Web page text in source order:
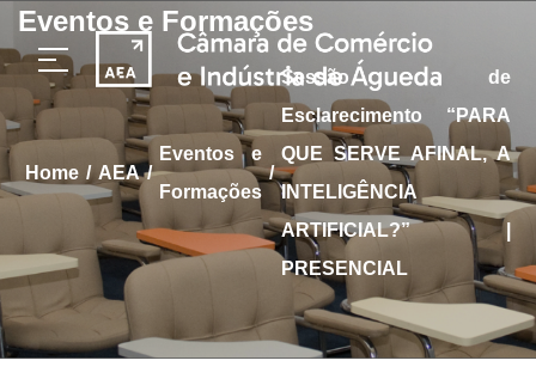
Eventos e Formações
home / AEA /
Eventos e
Formações
/
Sessão de
Esclarecimento “PARA
QUE SERVE AFINAL, A
INTELIGÊNCIA
ARTIFICIAL?” |
PRESENCIAL